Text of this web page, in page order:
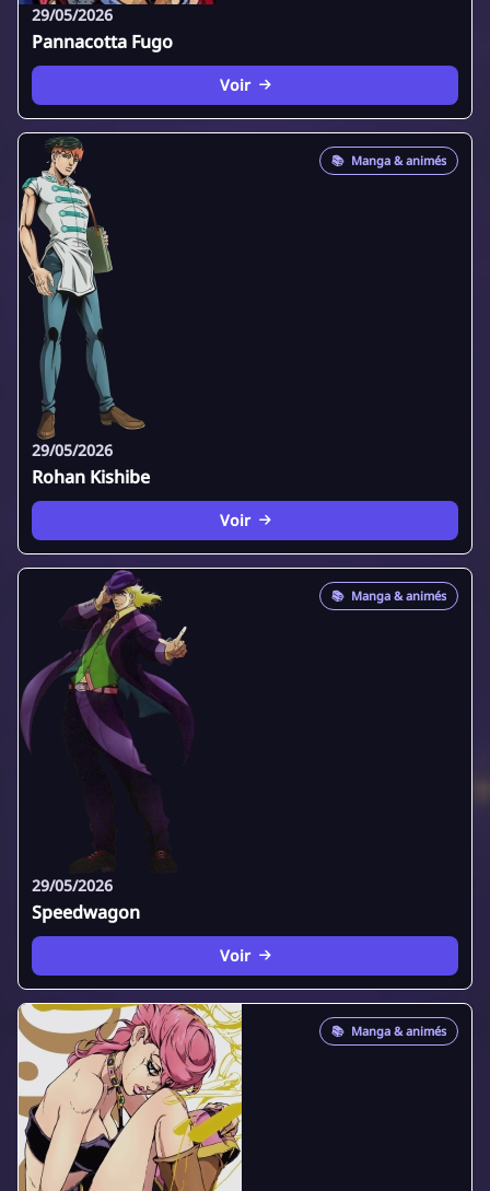
29/05/2026
Pannacotta Fugo
Voir
📚 Manga & animés
29/05/2026
Rohan Kishibe
Voir
📚 Manga & animés
29/05/2026
Speedwagon
Voir
📚 Manga & animés